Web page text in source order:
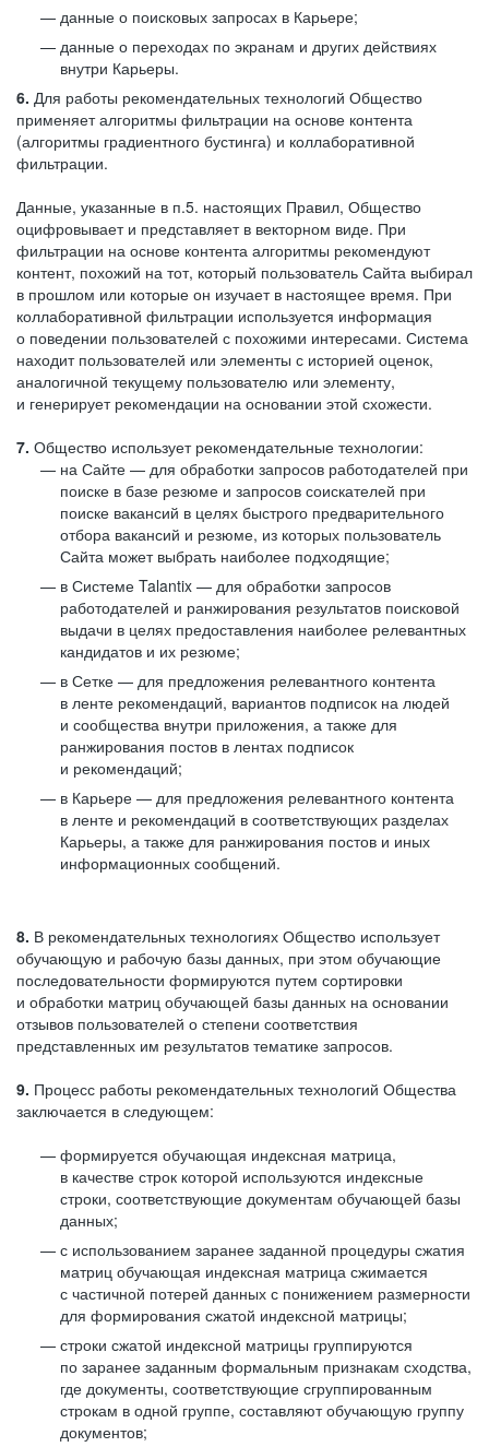
данные о поисковых запросах в Карьере;
данные о переходах по экранам и других действиях
внутри Карьеры.
6. Для работы рекомендательных технологий Общество
применяет алгоритмы фильтрации на основе контента
(алгоритмы градиентного бустинга) и коллаборативной
фильтрации.
Данные, указанные в п.5. настоящих Правил, Общество
оцифровывает и представляет в векторном виде. При
фильтрации на основе контента алгоритмы рекомендуют
контент, похожий на тот, который пользователь Сайта выбирал
в прошлом или которые он изучает в настоящее время. При
коллаборативной фильтрации используется информация
о поведении пользователей с похожими интересами. Система
находит пользователей или элементы с историей оценок,
аналогичной текущему пользователю или элементу,
и генерирует рекомендации на основании этой схожести.
7. Общество использует рекомендательные технологии:
на Сайте — для обработки запросов работодателей при
поиске в базе резюме и запросов соискателей при
поиске вакансий в целях быстрого предварительного
отбора вакансий и резюме, из которых пользователь
Сайта может выбрать наиболее подходящие;
в Системе Talantix — для обработки запросов
работодателей и ранжирования результатов поисковой
выдачи в целях предоставления наиболее релевантных
кандидатов и их резюме;
в Сетке — для предложения релевантного контента
в ленте рекомендаций, вариантов подписок на людей
и сообщества внутри приложения, а также для
ранжирования постов в лентах подписок
и рекомендаций;
в Карьере — для предложения релевантного контента
в ленте и рекомендаций в соответствующих разделах
Карьеры, а также для ранжирования постов и иных
информационных сообщений.
8. В рекомендательных технологиях Общество использует
обучающую и рабочую базы данных, при этом обучающие
последовательности формируются путем сортировки
и обработки матриц обучающей базы данных на основании
отзывов пользователей о степени соответствия
представленных им результатов тематике запросов.
9. Процесс работы рекомендательных технологий Общества
заключается в следующем:
формируется обучающая индексная матрица,
в качестве строк которой используются индексные
строки, соответствующие документам обучающей базы
данных;
с использованием заранее заданной процедуры сжатия
матриц обучающая индексная матрица сжимается
с частичной потерей данных с понижением размерности
для формирования сжатой индексной матрицы;
строки сжатой индексной матрицы группируются
по заранее заданным формальным признакам сходства,
где документы, соответствующие сгруппированным
строкам в одной группе, составляют обучающую группу
документов;